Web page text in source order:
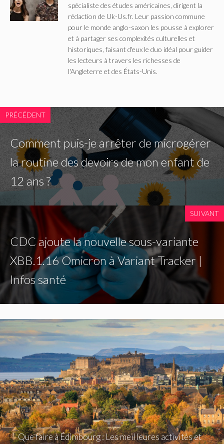
spécialiste des études américaines, dirigent la
rédaction de Uk-Us.fr. Leur passion commune
pour le monde anglo-saxon les pousse à explorer
et à partager ses complexités culturelles et
historiques, faisant d'eux le duo idéal pour guider
les lecteurs à travers les richesses de
l'Angleterre et des États-Unis.
PRÉCÉDENT
Comment puis-je arrêter de microgérer
la routine des devoirs de mon enfant de
12 ans ?
SUIVANT
CDC ajoute la nouvelle sous-variante
XBB.1.16 Omicron à Variant Tracker |
Infos santé
Que faire à Édimbourg : Les meilleures activités et